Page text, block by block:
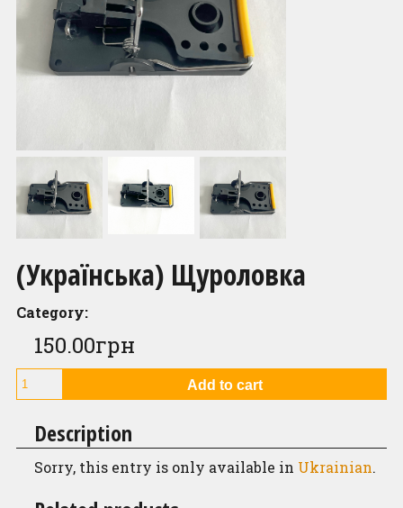
Info
About
(Українська) Щуроловка
Category:
150.00грн
(Українська)
Щуроловка
Add to cart
Description
Sorry, this entry is only available in Ukrainian.